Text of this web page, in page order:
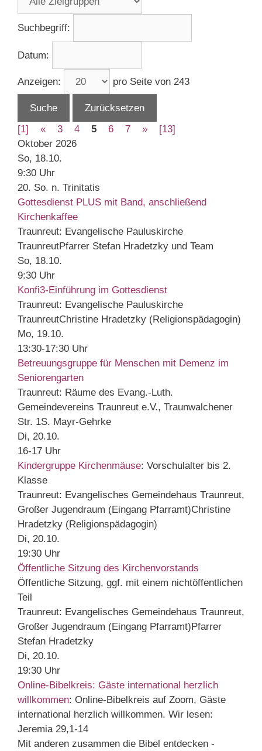
Suchbegriff:
Datum:
Anzeigen: pro Seite von 243
Suche
Zurücksetzen
[1]
« 3 4 5 6 7 »
[13]
Oktober 2026
So, 18.10.
9:30 Uhr
20. So. n. Trinitatis
Gottesdienst PLUS mit Band, anschließend
Kirchenkaffee
Traunreut: Evangelische Pauluskirche
TraunreutPfarrer Stefan Hradetzky und Team
So, 18.10.
9:30 Uhr
Konfi3-Einführung im Gottesdienst
Traunreut: Evangelische Pauluskirche
TraunreutChristine Hradetzky (Religionspädagogin)
Mo, 19.10.
13:30-17:30 Uhr
Betreuungsgruppe für Menschen mit Demenz im
Seniorengarten
Traunreut: Räume des Evang.-Luth.
Gemeindevereins Traunreut e.V., Traunwalchener
Str. 1S. Mayr-Gehrke
Di, 20.10.
16-17 Uhr
Kindergruppe Kirchenmäuse: Vorschulalter bis 2.
Klasse
Traunreut: Evangelisches Gemeindehaus Traunreut,
Großer Jugendraum (Eingang Pfarramt)Christine
Hradetzky (Religionspädagogin)
Di, 20.10.
19:30 Uhr
Öffentliche Sitzung des Kirchenvorstands
Öffentliche Sitzung, ggf. mit einem nichtöffentlichen
Teil
Traunreut: Evangelisches Gemeindehaus Traunreut,
Großer Jugendraum (Eingang Pfarramt)Pfarrer
Stefan Hradetzky
Di, 20.10.
19:30 Uhr
Online-Bibelkreis: Gäste international herzlich
willkommen: Online-Bibelkreis auf Zoom, Gäste
international herzlich willkommen. Wir lesen:
Jeremia 29,1-14
Mit anderen zusammen die Bibel entdecken -